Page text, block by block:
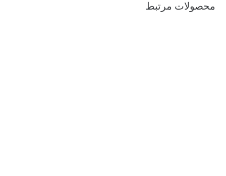
محصولات مرتبط